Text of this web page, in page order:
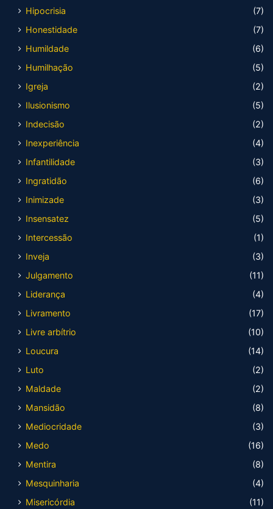
Hipocrisia
(7)
Honestidade
(7)
Humildade
(6)
Humilhação
(5)
Igreja
(2)
Ilusionismo
(5)
Indecisão
(2)
Inexperiência
(4)
Infantilidade
(3)
Ingratidão
(6)
Inimizade
(3)
Insensatez
(5)
Intercessão
(1)
Inveja
(3)
Julgamento
(11)
Liderança
(4)
Livramento
(17)
Livre arbítrio
(10)
Loucura
(14)
Luto
(2)
Maldade
(2)
Mansidão
(8)
Mediocridade
(3)
Medo
(16)
Mentira
(8)
Mesquinharia
(4)
Misericórdia
(11)